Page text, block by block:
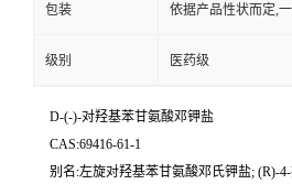
包装 依据产品性状而定,
级别 医药级
D-(-)-对羟基苯甘氨酸邓钾盐
CAS:69416-61-1
别名:左旋对羟基苯甘氨酸邓氏钾盐; (R)-